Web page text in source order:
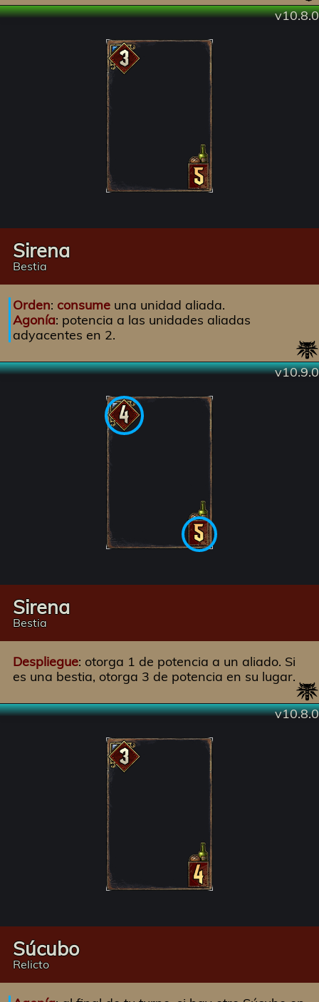
v10.8.0
Sirena
Bestia
Orden: consume una unidad aliada.
Agonía: potencia a las unidades aliadas
adyacentes en 2.
v10.9.0
Sirena
Bestia
Despliegue: otorga 1 de potencia a un aliado. Si
es una bestia, otorga 3 de potencia en su lugar.
v10.8.0
Súcubo
Relicto